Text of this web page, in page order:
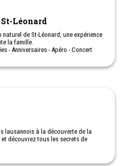
Léonard
de St-Léonard, une expérience
la famille.
- Anniversaires - Apéro - Concert
lausannois à la découverte de la
découvrez tous les secrets de